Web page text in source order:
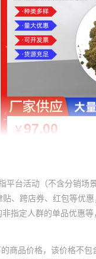
平台活动（不含分销
、跨店券、红包等优
指定人群的单品优惠
商品价格，该价格不